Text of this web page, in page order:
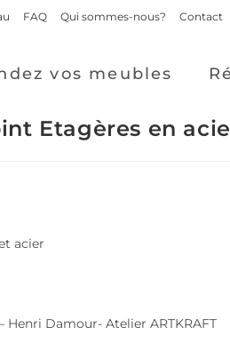
FAQ Qui sommes-nous? Contact
vos meubles
Etagères en
acier
Henri Damour- Atelier ARTKRAFT